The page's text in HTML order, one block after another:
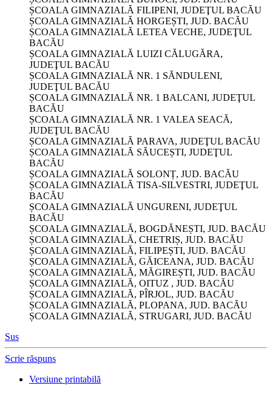
ȘCOALA GIMNAZIALĂ FILIPENI, JUDEŢUL BACĂU
ȘCOALA GIMNAZIALĂ HORGEȘTI, JUD. BACĂU
ȘCOALA GIMNAZIALĂ LETEA VECHE, JUDEŢUL
BACĂU
ȘCOALA GIMNAZIALĂ LUIZI CĂLUGĂRA,
JUDEŢUL BACĂU
ȘCOALA GIMNAZIALĂ NR. 1 SĂNDULENI,
JUDEŢUL BACĂU
ȘCOALA GIMNAZIALĂ NR. 1 BALCANI, JUDEŢUL
BACĂU
ȘCOALA GIMNAZIALĂ NR. 1 VALEA SEACĂ,
JUDEŢUL BACĂU
ȘCOALA GIMNAZIALĂ PARAVA, JUDEŢUL BACĂU
ȘCOALA GIMNAZIALĂ SĂUCEȘTI, JUDEŢUL
BACĂU
ȘCOALA GIMNAZIALĂ SOLONȚ, JUD. BACĂU
ȘCOALA GIMNAZIALĂ TISA-SILVESTRI, JUDEŢUL
BACĂU
ȘCOALA GIMNAZIALĂ UNGURENI, JUDEŢUL
BACĂU
ȘCOALA GIMNAZIALĂ, BOGDĂNEȘTI, JUD. BACĂU
ȘCOALA GIMNAZIALĂ, CHETRIȘ, JUD. BACĂU
ȘCOALA GIMNAZIALĂ, FILIPEȘTI, JUD. BACĂU
ȘCOALA GIMNAZIALĂ, GĂICEANA, JUD. BACĂU
ȘCOALA GIMNAZIALĂ, MĂGIREȘTI, JUD. BACĂU
ȘCOALA GIMNAZIALĂ, OITUZ , JUD. BACĂU
ȘCOALA GIMNAZIALĂ, PÎRJOL, JUD. BACĂU
ȘCOALA GIMNAZIALĂ, PLOPANA, JUD. BACĂU
ȘCOALA GIMNAZIALĂ, STRUGARI, JUD. BACĂU
Sus
Scrie răspuns
Versiune printabilă